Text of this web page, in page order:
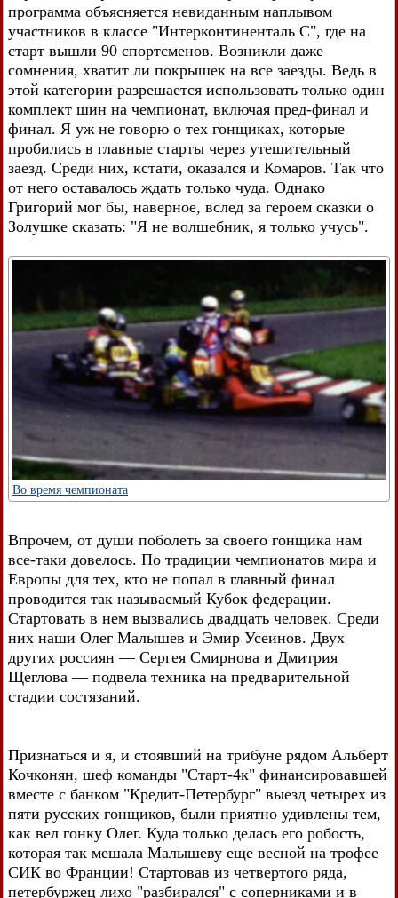
программа объясняется невиданным наплывом
участников в классе "Интерконтиненталь С", где на
старт вышли 90 спортсменов. Возникли даже
сомнения, хватит ли покрышек на все заезды. Ведь в
этой категории разрешается использовать только один
комплект шин на чемпионат, включая пред-финал и
финал. Я уж не говорю о тех гонщиках, которые
пробились в главные старты через утешительный
заезд. Среди них, кстати, оказался и Комаров. Так что
от него оставалось ждать только чуда. Однако
Григорий мог бы, наверное, вслед за героем сказки о
Золушке сказать: "Я не волшебник, я только учусь".
Во время чемпионата
Впрочем, от души поболеть за своего гонщика нам
все-таки довелось. По традиции чемпионатов мира и
Европы для тех, кто не попал в главный финал
проводится так называемый Кубок федерации.
Стартовать в нем вызвались двадцать человек. Среди
них наши Олег Малышев и Эмир Усеинов. Двух
других россиян — Сергея Смирнова и Дмитрия
Щеглова — подвела техника на предварительной
стадии состязаний.
Признаться и я, и стоявший на трибуне рядом Альберт
Кочконян, шеф команды "Старт-4к" финансировавшей
вместе с банком "Кредит-Петербург" выезд четырех из
пяти русских гонщиков, были приятно удивлены тем,
как вел гонку Олег. Куда только делась его робость,
которая так мешала Малышеву еще весной на трофее
СИК во Франции! Стартовав из четвертого ряда,
петербуржец лихо "разбирался" с соперниками и в